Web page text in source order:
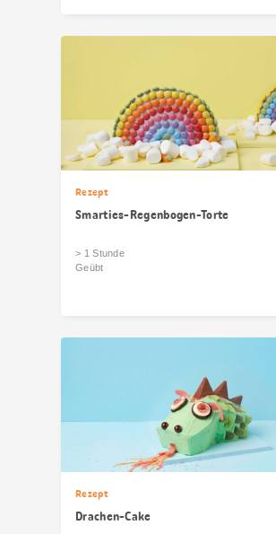
Rezept
Smarties-Regenbogen-Torte
> 1 Stunde
Geübt
Rezept
Drachen-Cake